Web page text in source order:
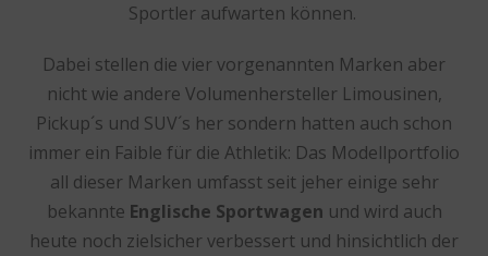
Sportler aufwarten können.
Dabei stellen die vier vorgenannten Marken aber
nicht wie andere Volumenhersteller Limousinen,
Pickup´s und SUV´s her sondern hatten auch schon
immer ein Faible für die Athletik: Das Modellportfolio
all dieser Marken umfasst seit jeher einige sehr
bekannte Englische Sportwagen und wird auch
heute noch zielsicher verbessert und hinsichtlich der